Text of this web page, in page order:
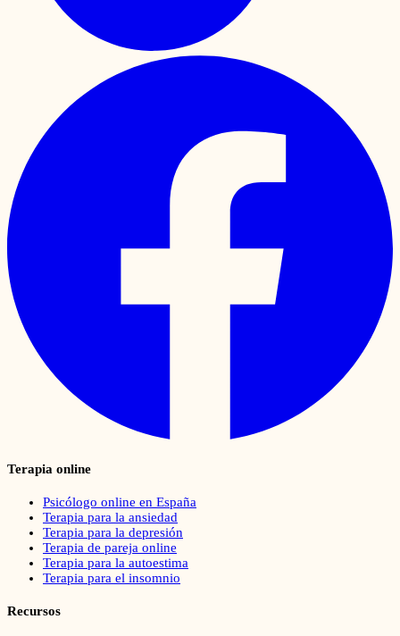
Terapia online
Psicólogo online en España
Terapia para la ansiedad
Terapia para la depresión
Terapia de pareja online
Terapia para la autoestima
Terapia para el insomnio
Recursos